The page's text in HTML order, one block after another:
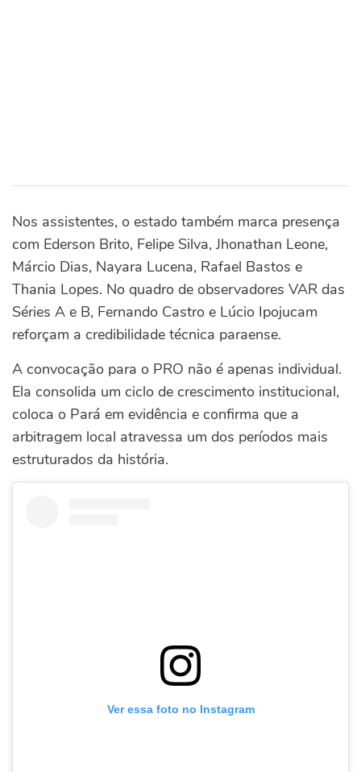
Nos assistentes, o estado também marca presença
com Ederson Brito, Felipe Silva, Jhonathan Leone,
Márcio Dias, Nayara Lucena, Rafael Bastos e
Thania Lopes. No quadro de observadores VAR das
Séries A e B, Fernando Castro e Lúcio Ipojucam
reforçam a credibilidade técnica paraense.
A convocação para o PRO não é apenas individual.
Ela consolida um ciclo de crescimento institucional,
coloca o Pará em evidência e confirma que a
arbitragem local atravessa um dos períodos mais
estruturados da história.
Ver essa foto no Instagram